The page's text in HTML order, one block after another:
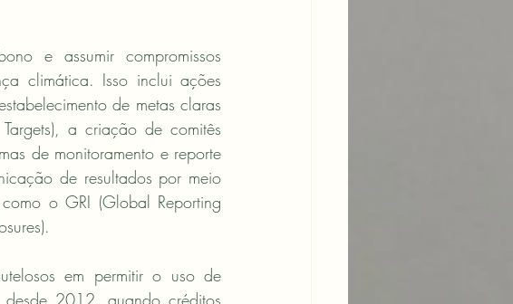
e assumir compromissos
climática. Isso inclui ações
de metas claras
a criação de comitês
de monitoramento e reporte
de resultados por meio
o GRI (Global Reporting
em permitir o uso de
2012, quando créditos